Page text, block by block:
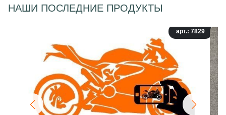
НАШИ ПОСЛЕДНИЕ ПРОДУКТЫ
арт.: 7829